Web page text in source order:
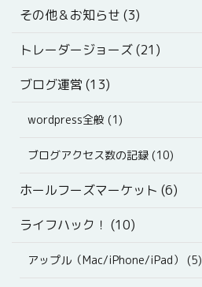
その他＆お知らせ (3)
トレーダージョーズ (21)
ブログ運営 (13)
wordpress全般 (1)
ブログアクセス数の記録 (10)
ホールフーズマーケット (6)
ライフハック！ (10)
アップル（Mac/iPhone/iPad） (5)